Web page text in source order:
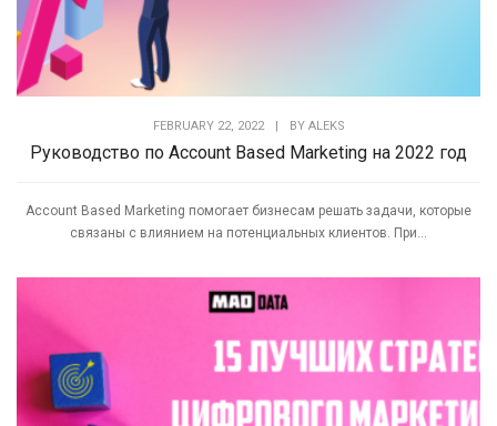
FEBRUARY 22, 2022 BY ALEKS
Руководство по Account Based Marketing на 2022 год
Account Based Marketing помогает бизнесам решать задачи, которые
связаны с влиянием на потенциальных клиентов. При...